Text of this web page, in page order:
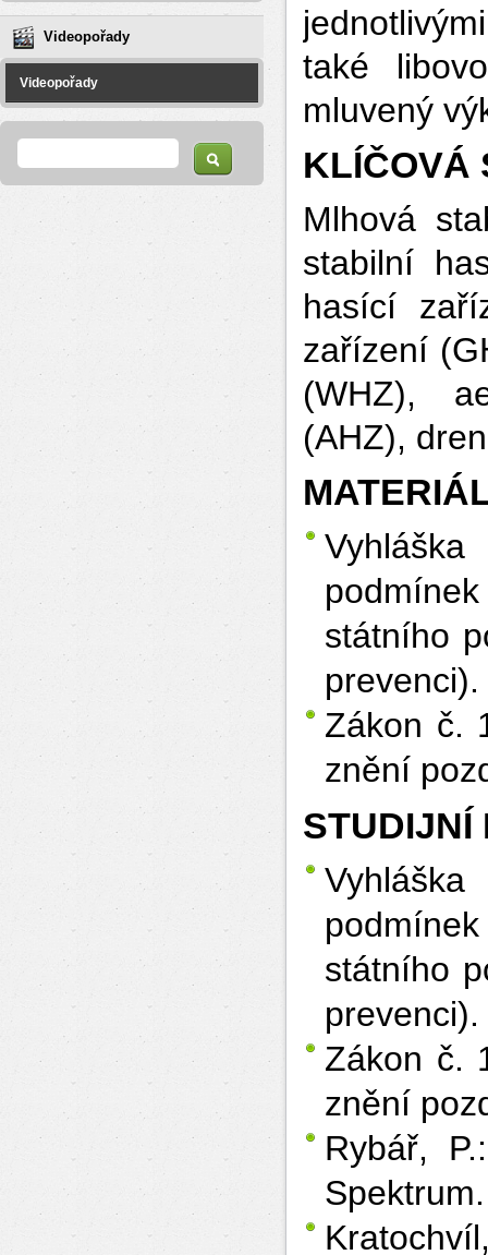
Videopořady
Videopořady
také
mluvený
KLÍČOVÁ
Mlhová
stabilní
hasící
zařízení
(WHZ),
(AHZ),
státního
prevenci).
Zákon č.
znění
STUDIJNÍ
státního
prevenci).
Zákon č.
znění
Rybář,